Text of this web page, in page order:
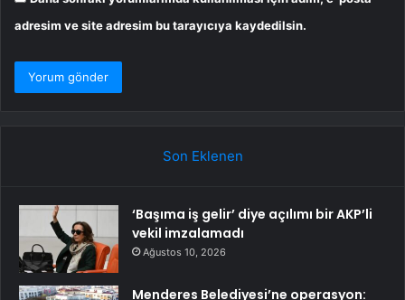
adresim ve site adresim bu tarayıcıya kaydedilsin.
Son Eklenen
‘Başıma iş gelir’ diye açılımı bir AKP’li
vekil imzalamadı
Ağustos 10, 2026
Menderes Belediyesi’ne operasyon: